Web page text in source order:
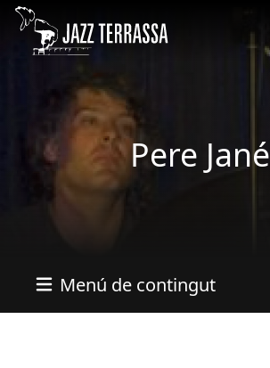
Pasar al contenido principal
Pere Jané
Menú de contingut